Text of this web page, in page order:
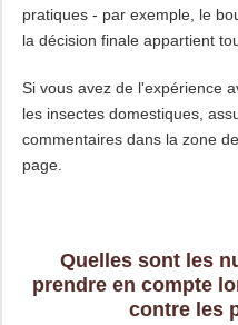
pratiques - par exemple, le
la décision finale appartient
Si vous avez de l'expérience
les insectes domestiques,
commentaires dans la zone
page.
Quelles sont les
prendre en compte
contre les